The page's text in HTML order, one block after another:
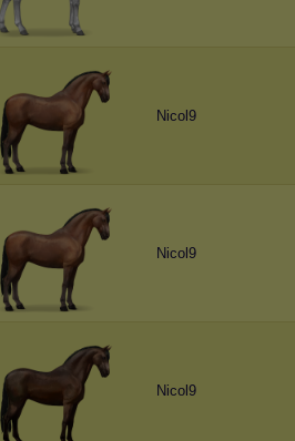
Nicol9
Nicol9
Nicol9